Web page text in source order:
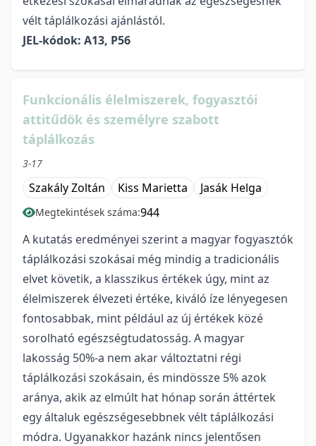
vélt táplálkozási ajánlástól.
JEL-kódok: A13, P56
Funkcionális élelmiszerek, fogyasztói
attitűdök és személyre szabott
táplálkozás
3-17
Szakály Zoltán Kiss Marietta Jasák Helga
Megtekintések száma:944
A kutatás eredményei szerint a magyar fogyasztók
táplálkozási szokásai még mindig a tradicionális
elvet követik, a klasszikus értékek úgy, mint az
élelmiszerek élvezeti értéke, kiváló íze lényegesen
fontosabbak, mint például az új értékek közé
sorolható egészségtudatosság. A magyar
lakosság 50%-a nem akar változtatni régi
táplálkozási szokásain, és mindössze 5% azok
aránya, akik az elmúlt hat hónap során áttértek
egy általuk egészségesebbnek vélt táplálkozási
módra. Ugyanakkor hazánk nincs jelentősen